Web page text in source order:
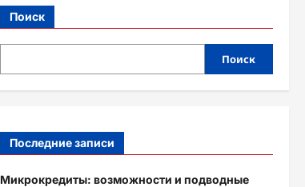
Поиск
Поиск
Последние записи
Микрокредиты: возможности и подводные